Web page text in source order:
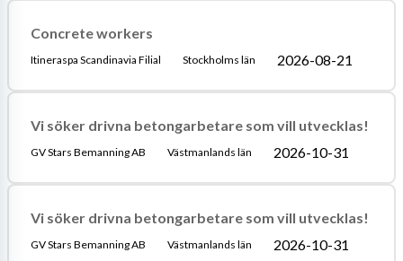
Concrete workers
Itineraspa Scandinavia Filial Stockholms län 2026-08-21
Vi söker drivna betongarbetare som vill utvecklas!
GV Stars Bemanning AB Västmanlands län 2026-10-31
Vi söker drivna betongarbetare som vill utvecklas!
GV Stars Bemanning AB Västmanlands län 2026-10-31